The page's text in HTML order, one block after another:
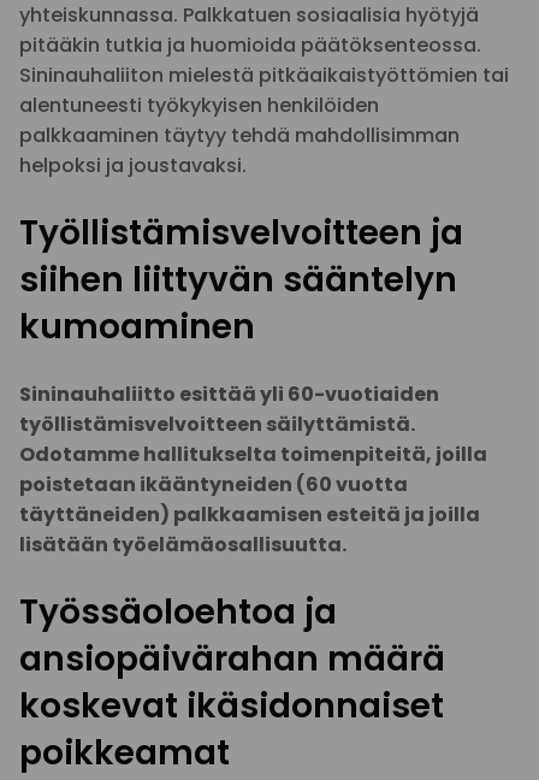
yhteiskunnassa. Palkkatuen sosiaalisia hyötyjä
pitääkin tutkia ja huomioida päätöksenteossa.
Sininauhaliiton mielestä pitkäaikaistyöttömien tai
alentuneesti työkykyisen henkilöiden
palkkaaminen täytyy tehdä mahdollisimman
helpoksi ja joustavaksi.
Työllistämisvelvoitteen ja
siihen liittyvän sääntelyn
kumoaminen
Sininauhaliitto esittää yli 60-vuotiaiden
työllistämisvelvoitteen säilyttämistä.
Odotamme hallitukselta toimenpiteitä, joilla
poistetaan ikääntyneiden (60 vuotta
täyttäneiden) palkkaamisen esteitä ja joilla
lisätään työelämäosallisuutta.
Työssäoloehtoa ja
ansiopäivärahan määrä
koskevat ikäsidonnaiset
poikkeamat